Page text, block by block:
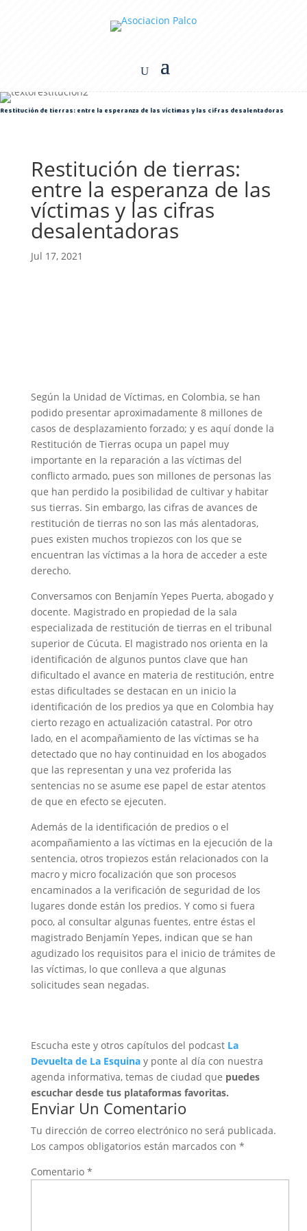
Restitución de tierras: entre la esperanza de las víctimas y las cifras desalentadoras
Restitución de tierras:
entre la esperanza de las
víctimas y las cifras
desalentadoras
Jul 17, 2021
Según la Unidad de Víctimas, en Colombia, se han
podido presentar aproximadamente 8 millones de
casos de desplazamiento forzado; y es aquí donde la
Restitución de Tierras ocupa un papel muy
importante en la reparación a las víctimas del
conflicto armado, pues son millones de personas las
que han perdido la posibilidad de cultivar y habitar
sus tierras. Sin embargo, las cifras de avances de
restitución de tierras no son las más alentadoras,
pues existen muchos tropiezos con los que se
encuentran las víctimas a la hora de acceder a este
derecho.
Conversamos con Benjamín Yepes Puerta, abogado y
docente. Magistrado en propiedad de la sala
especializada de restitución de tierras en el tribunal
superior de Cúcuta. El magistrado nos orienta en la
identificación de algunos puntos clave que han
dificultado el avance en materia de restitución, entre
estas dificultades se destacan en un inicio la
identificación de los predios ya que en Colombia hay
cierto rezago en actualización catastral. Por otro
lado, en el acompañamiento de las víctimas se ha
detectado que no hay continuidad en los abogados
que las representan y una vez proferida las
sentencias no se asume ese papel de estar atentos
de que en efecto se ejecuten.
Además de la identificación de predios o el
acompañamiento a las víctimas en la ejecución de la
sentencia, otros tropiezos están relacionados con la
macro y micro focalización que son procesos
encaminados a la verificación de seguridad de los
lugares donde están los predios. Y como si fuera
poco, al consultar algunas fuentes, entre éstas el
magistrado Benjamín Yepes, indican que se han
agudizado los requisitos para el inicio de trámites de
las víctimas, lo que conlleva a que algunas
solicitudes sean negadas.
Escucha este y otros capítulos del podcast La
Devuelta de La Esquinay ponte al día con nuestra
agenda informativa, temas de ciudad que puedes
escuchar desde tus plataformas favoritas.
Enviar Un Comentario
Tu dirección de correo electrónico no será publicada.
Los campos obligatorios están marcados con *
Comentario *